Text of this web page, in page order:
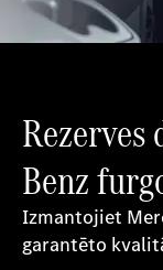
Rezerves
Benz
Izmantojiet
garantēto